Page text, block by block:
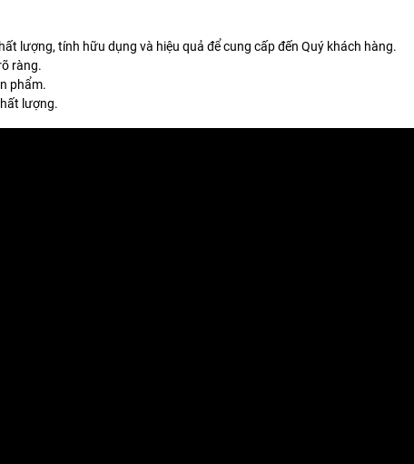
lượng, tính hữu dụng và hiệu quả để cung cấp đến Quý khách hàng.
ràng.
phẩm.
lượng.